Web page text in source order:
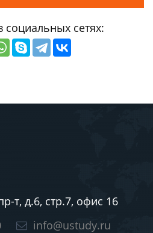
социальных сетях:
т, д.6, стр.7, офис 16
info@ustudy.ru